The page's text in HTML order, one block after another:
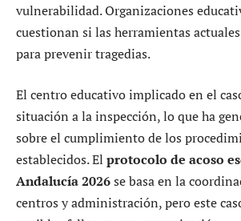
vulnerabilidad. Organizaciones
cuestionan si las herramientas
para prevenir tragedias.
El centro educativo implicado en el
situación a la inspección, lo que ha
sobre el cumplimiento de los
establecidos. El protocolo de acoso
Andalucía 2026se basa en la
centros y administración, pero este